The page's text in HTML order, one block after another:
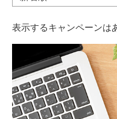
表示するキャンペーンは